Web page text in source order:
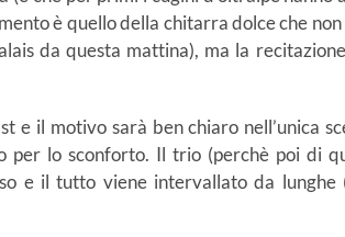
è quello della chitarra dolce che non
da questa mattina), ma la
il motivo sarà ben chiaro nell’unica
per lo sconforto. Il trio (perchè poi di
e il tutto viene intervallato da lunghe